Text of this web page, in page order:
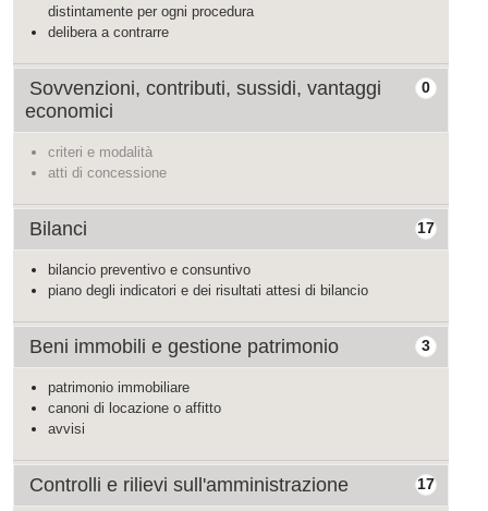
distintamente per ogni procedura
delibera a contrarre
0
Sovvenzioni, contributi, sussidi, vantaggi
economici
criteri e modalità
atti di concessione
17
Bilanci
bilancio preventivo e consuntivo
piano degli indicatori e dei risultati attesi di bilancio
3
Beni immobili e gestione patrimonio
patrimonio immobiliare
canoni di locazione o affitto
avvisi
17
Controlli e rilievi sull'amministrazione